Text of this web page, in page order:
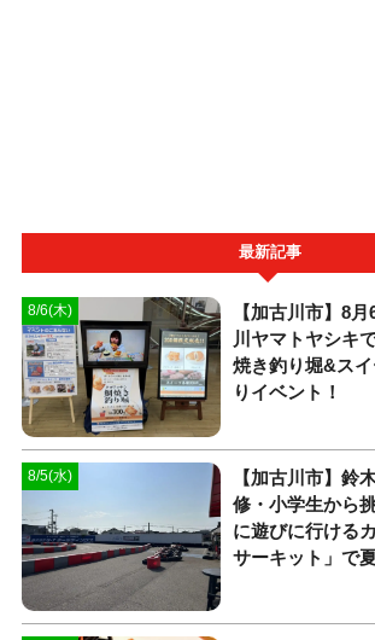
最新記事
8/6(木)
【加古川市】8
川ヤマトヤシキ
焼き釣り堀&ス
りイベント！
8/5(水)
【加古川市】鈴
修・小学生から
に遊びに行ける
サーキット」で